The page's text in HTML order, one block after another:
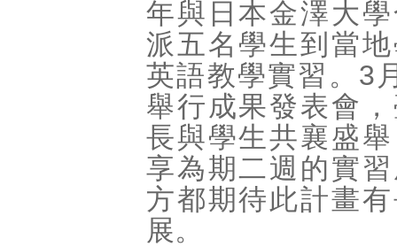
年與日本金澤大
派五名學生到當
英語教學實習。3
舉行成果發表會
長與學生共襄盛
享為期二週的實
方都期待此計畫
展。